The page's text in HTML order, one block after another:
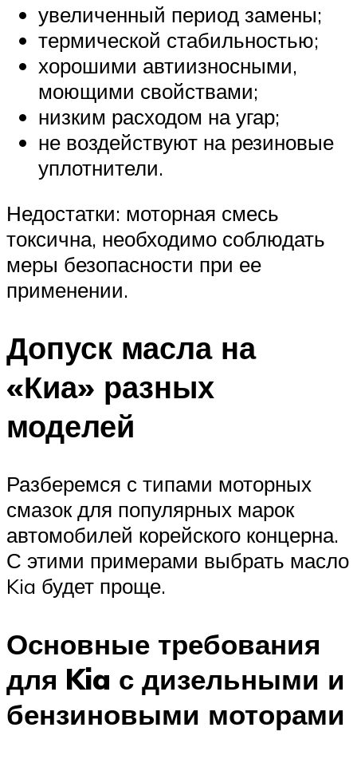
увеличенный период замены;
термической стабильностью;
хорошими автиизносными,
моющими свойствами;
низким расходом на угар;
не воздействуют на резиновые
уплотнители.
Недостатки: моторная смесь
токсична, необходимо соблюдать
меры безопасности при ее
применении.
Допуск масла на
«Киа» разных
моделей
Разберемся с типами моторных
смазок для популярных марок
автомобилей корейского концерна.
С этими примерами выбрать масло
Kia будет проще.
Основные требования
для Kia с дизельными и
бензиновыми моторами